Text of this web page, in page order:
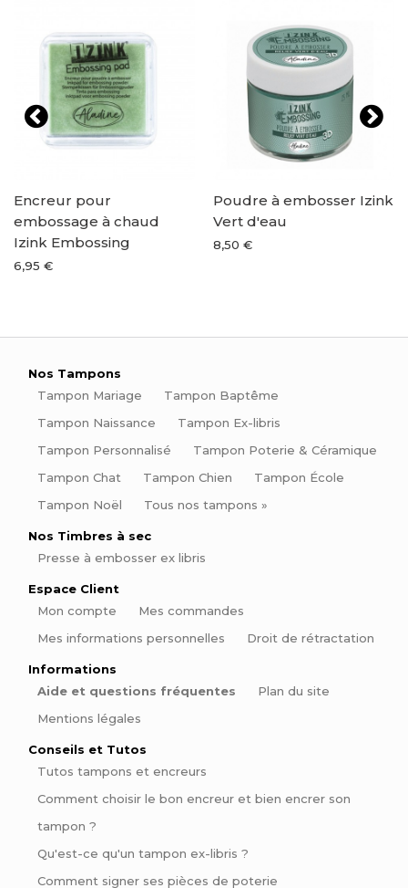
Encreur pour
embossage à chaud
Izink Embossing
6,95 €
Poudre à embosser Izink
Vert d'eau
8,50 €
Nos Tampons
Tampon Mariage
Tampon Baptême
Tampon Naissance
Tampon Ex-libris
Tampon Personnalisé
Tampon Poterie & Céramique
Tampon Chat
Tampon Chien
Tampon École
Tampon Noël
Tous nos tampons »
Nos Timbres à sec
Presse à embosser ex libris
Espace Client
Mon compte
Mes commandes
Mes informations personnelles
Droit de rétractation
Informations
Aide et questions fréquentes
Plan du site
Mentions légales
Conseils et Tutos
Tutos tampons et encreurs
Comment choisir le bon encreur et bien encrer son
tampon ?
Qu'est-ce qu'un tampon ex-libris ?
Comment signer ses pièces de poterie